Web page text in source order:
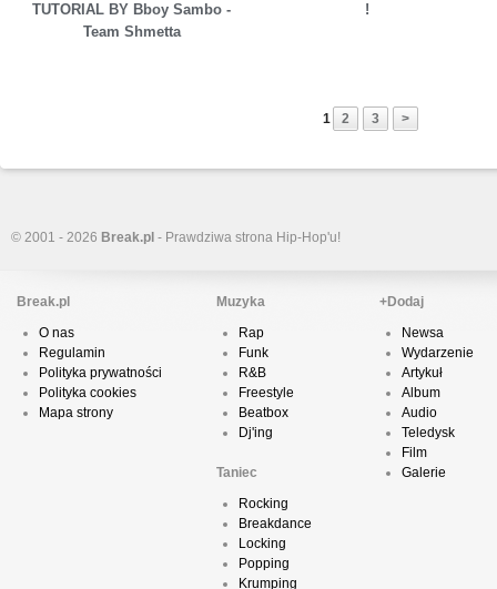
TUTORIAL BY Bboy Sambo -
Team Shmetta
!
1 2 3 >
© 2001 - 2026 Break.pl - Prawdziwa strona Hip-Hop'u!
Break.pl
O nas
Regulamin
Polityka prywatności
Polityka cookies
Mapa strony
Muzyka
Rap
Funk
R&B
Freestyle
Beatbox
Dj'ing
Taniec
Rocking
Breakdance
Locking
Popping
Krumping
+Dodaj
Newsa
Wydarzenie
Artykuł
Album
Audio
Teledysk
Film
Galerie